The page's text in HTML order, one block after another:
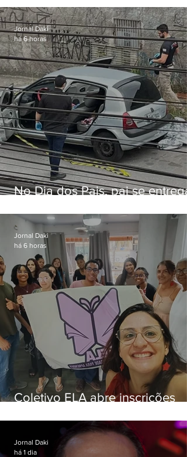
Cabo Frio
No Dia dos Pais, pai se entrega
5 anos em SP
Jornal Daki
há 6 horas
Coletivo ELA abre inscrições
Jornal Daki
há 6 horas
Jornal Daki
há 1 dia